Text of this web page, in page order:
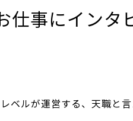
仕事にイン
ベルが運営する、天職と